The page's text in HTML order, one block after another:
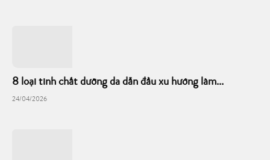
8 loại tinh chất dưỡng da dẫn đầu xu hướng làm...
24/04/2026